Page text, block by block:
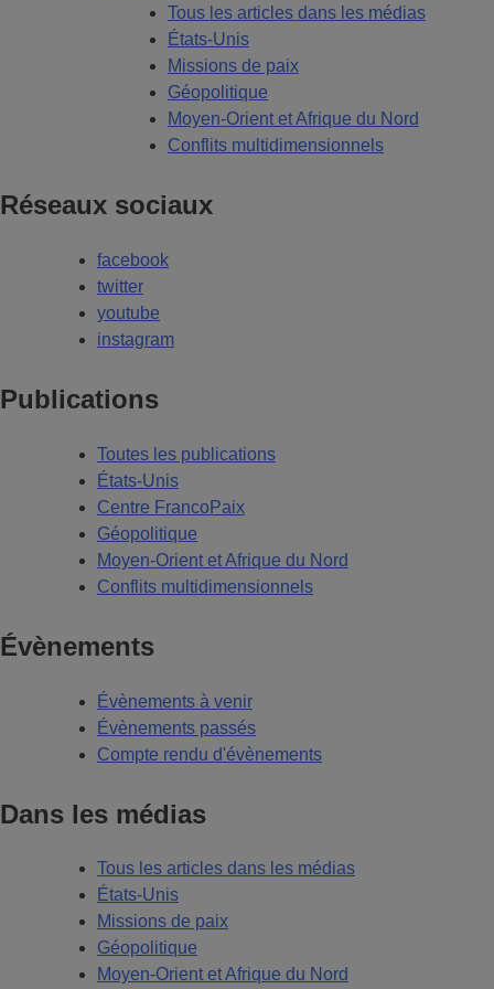
Tous les articles dans les médias
États-Unis
Missions de paix
Géopolitique
Moyen-Orient et Afrique du Nord
Conflits multidimensionnels
Réseaux sociaux
facebook
twitter
youtube
instagram
Publications
Toutes les publications
États-Unis
Centre FrancoPaix
Géopolitique
Moyen-Orient et Afrique du Nord
Conflits multidimensionnels
Évènements
Évènements à venir
Évènements passés
Compte rendu d'évènements
Dans les médias
Tous les articles dans les médias
États-Unis
Missions de paix
Géopolitique
Moyen-Orient et Afrique du Nord